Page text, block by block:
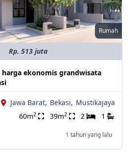
Rumah
Rp. 513 juta
ekonomis grandwisata
Jawa Barat, Bekasi, Mustikajaya
60m2 39m2 2 1
1 tahun yang lalu